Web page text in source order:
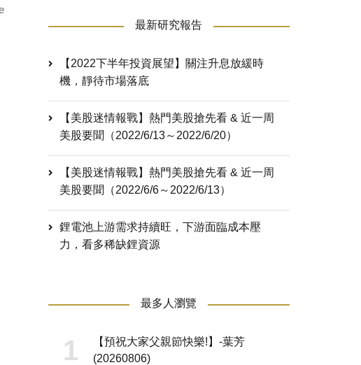
最新研究報告
【2022下半年投資展望】關注升息放緩時
機，靜待市場落底
【美股迷情報戰】熱門美股搶先看 & 近一周
美股要聞（2022/6/13～2022/6/20）
【美股迷情報戰】熱門美股搶先看 & 近一周
美股要聞（2022/6/6～2022/6/13）
鋰電池上游需求持續旺，下游面臨成本壓
力，看多稀缺鋰資源
最多人瀏覽
【預祝大家父親節快樂!】-葉芳
(20260806)